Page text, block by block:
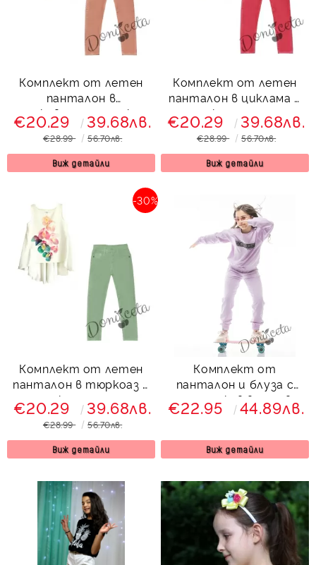
Комплект от летен
панталон в
прасковено с туника с
орхидеи 535343
€20.29 39.68лв.
€28.99 56.70лв.
Виж детайли
Комплект от летен
панталон в циклама с
туника с орхидеи
534351
€20.29 39.68лв.
€28.99 56.70лв.
Виж детайли
Комплект от летен
панталон в тюркоаз с
туника с орхидеи
554765
-30%
€20.29 39.68лв.
€28.99 56.70лв.
Виж детайли
Комплект от
панталон и блуза с
дълъг ръкав в лилаво
€22.95 44.89лв.
Виж детайли